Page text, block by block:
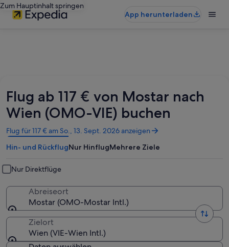
Zum Hauptinhalt springen
App herunterladen
Flug ab 117 € von Mostar nach
Wien (OMO-VIE) buchen
Flug für 117 € am So., 13. Sept. 2026 anzeigen
Wird
in
einem
Fenster
geöffnet
Hin- und RückflugNur HinflugMehrere Ziele
Nur Direktflüge
Abreiseort
Mostar (OMO-Mostar Intl.)
Zielort
Wien (VIE-Wien Intl.)